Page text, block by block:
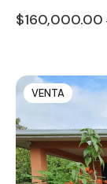
$160,000.00
VENTA